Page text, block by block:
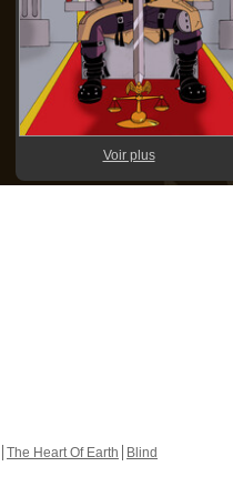
Voir plus
The Heart Of Earth
Blind